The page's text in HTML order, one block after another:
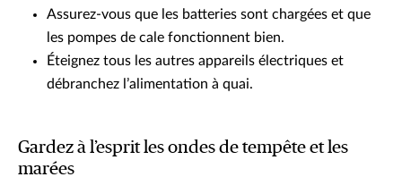
Assurez-vous que les batteries sont chargées et que
les pompes de cale fonctionnent bien.
Éteignez tous les autres appareils électriques et
débranchez l’alimentation à quai.
Gardez à l’esprit les ondes de tempête et les
marées